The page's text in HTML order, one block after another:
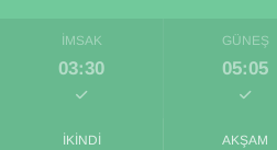
İMSAK
03:30
GÜNEŞ
05:05
İKINDI AKŞAM